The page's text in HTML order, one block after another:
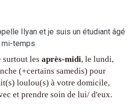
Ilyan et je suis un étudiant âgé
temps.
surtout les après-midi, le lundi,
(+certains samedis) pour
loulou(s) à votre domicile,
et prendre soin de lui/ d'eux.